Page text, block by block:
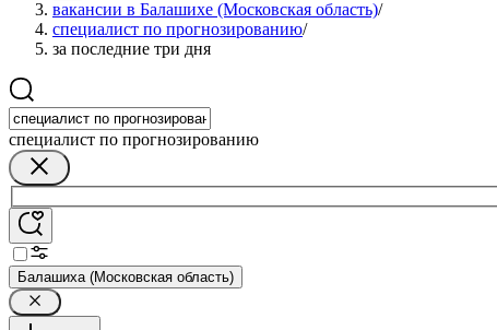
вакансии в Балашихе (Московская область)/
специалист по прогнозированию/
за последние три дня
специалист по прогнозированию
Балашиха (Московская область)